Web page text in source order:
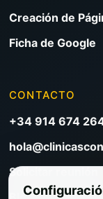
Creación de
Ficha de Google
CONTACTO
+34 914 674
Solicitar reunión